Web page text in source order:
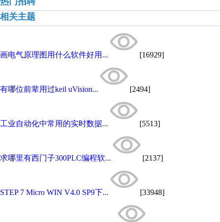
相关主题
画电气原理图用什么软件好用... [16929]
有哪位前辈用过keil uVision... [2494]
工业自动化中常用的实时数据... [5513]
求哪里有西门子300PLC编程软... [2137]
STEP 7 Micro WIN V4.0 SP9下... [33948]